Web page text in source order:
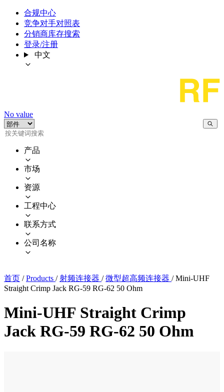
合规中心
竞争对手对照表
分销商库存搜索
登录/注册
中文
No value
产品
市场
资源
工程中心
联系方式
公司名称
首页 / Products / 射频连接器 / 微型超高频连接器 / Mini-UHF
Straight Crimp Jack RG-59 RG-62 50 Ohm
Mini-UHF Straight Crimp
Jack RG-59 RG-62 50 Ohm